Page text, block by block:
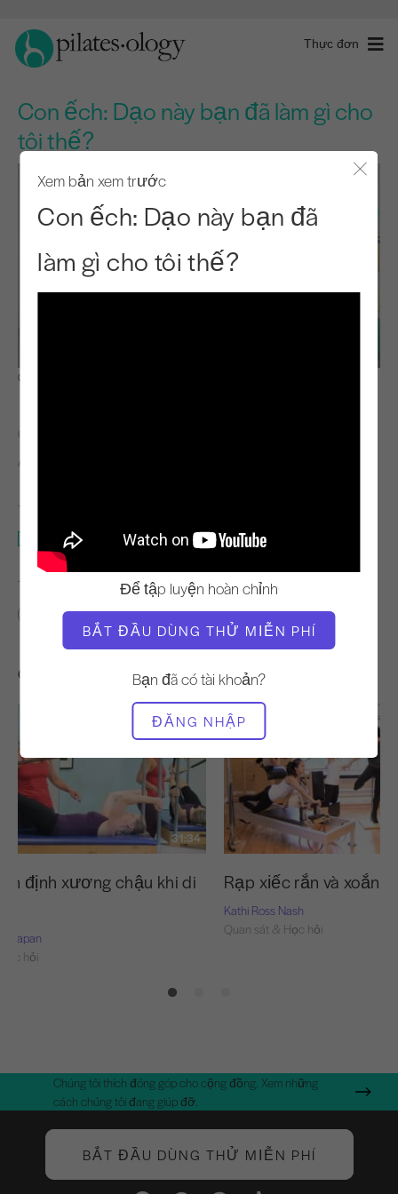
Thực đơn
Con ếch: Dạo này bạn đã làm gì cho
tôi thế?
Xem bản xem trước
Con ếch: Dạo này bạn đã
làm gì cho tôi thế?
Để tập luyện hoàn chỉnh
BẮT ĐẦU DÙNG THỬ MIỄN PHÍ
Bạn đã có tài khoản?
ĐĂNG NHẬP
Quan sát & Học hỏi
GIÁO VIÊN
Andrea Maida
THIẾT BỊ CẦN THIẾT
Toàn bộ Studio
TÌM LỚP HỌC TƯƠNG TỰ CHO
10 - 20 phút
Toàn bộ Studio
Các bài tập khác bạn có thể thích
31:34
định xương chậu khi di
Capan
hỏi
Rạp xiếc rắn và xoắn
Kathi Ross Nash
Quan sát & Học hỏi
Chúng tôi thích đóng góp cho cộng đồng. Xem những
cách chúng tôi đang giúp đỡ.
BẮT ĐẦU DÙNG THỬ MIỄN PHÍ